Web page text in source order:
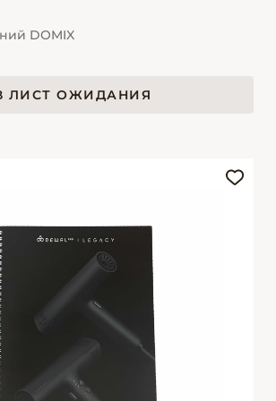
DOMIX
ЛИСТ ОЖИДАНИЯ